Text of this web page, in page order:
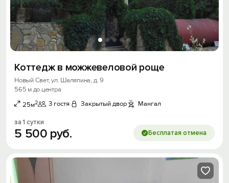
Коттедж в можжевеловой роще
Новый Свет, ул. Шаляпина, д. 9
565 м до центра
25м2 3 гостя Закрытый двор Мангал
за 1 сутки
5 500 руб. Бесплатая отмена